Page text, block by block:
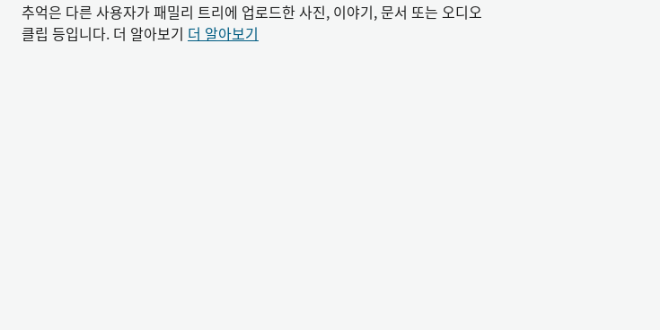
추억은 다른 사용자가 패밀리 트리에 업로드한 사진, 이야기, 문서 또는 오디오
클립 등입니다. 더 알아보기 더 알아보기